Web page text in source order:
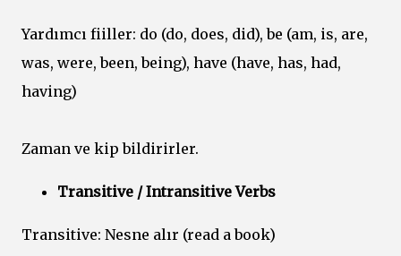
Yardımcı fiiller: do (do, does, did), be (am, is, are,
was, were, been, being), have (have, has, had,
having)
Zaman ve kip bildirirler.
Transitive / Intransitive Verbs
Transitive: Nesne alır (read a book)